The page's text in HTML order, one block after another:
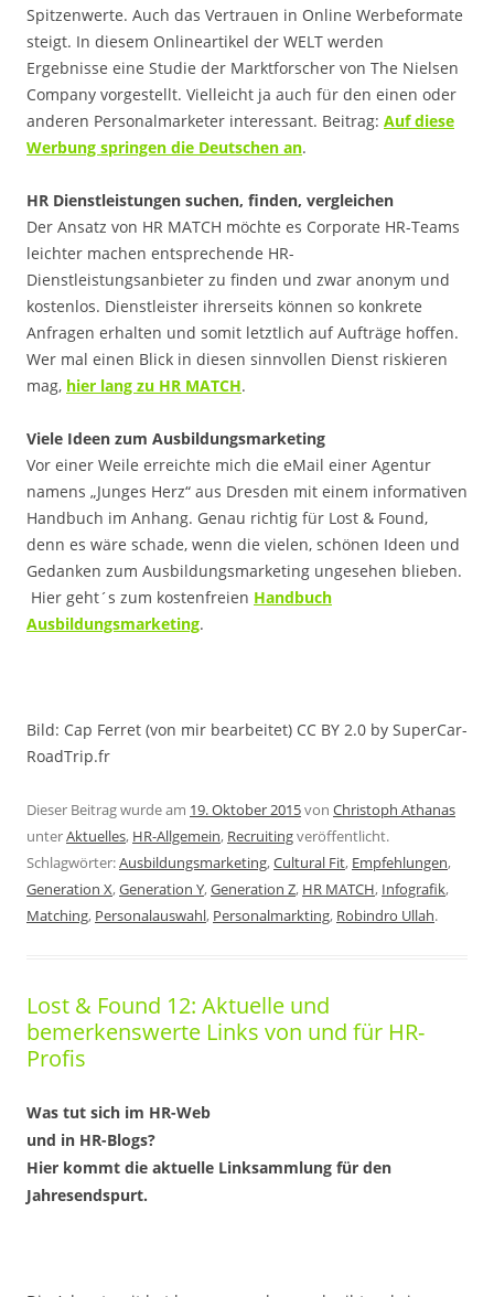
Spitzenwerte. Auch das Vertrauen in Online Werbeformate
steigt. In diesem Onlineartikel der WELT werden
Ergebnisse eine Studie der Marktforscher von The Nielsen
Company vorgestellt. Vielleicht ja auch für den einen oder
anderen Personalmarketer interessant. Beitrag: Auf diese
Werbung springen die Deutschen an.
HR Dienstleistungen suchen, finden, vergleichen
Der Ansatz von HR MATCH möchte es Corporate HR-Teams
leichter machen entsprechende HR-
Dienstleistungsanbieter zu finden und zwar anonym und
kostenlos. Dienstleister ihrerseits können so konkrete
Anfragen erhalten und somit letztlich auf Aufträge hoffen.
Wer mal einen Blick in diesen sinnvollen Dienst riskieren
mag, hier lang zu HR MATCH.
Viele Ideen zum Ausbildungsmarketing
Vor einer Weile erreichte mich die eMail einer Agentur
namens „Junges Herz“ aus Dresden mit einem informativen
Handbuch im Anhang. Genau richtig für Lost & Found,
denn es wäre schade, wenn die vielen, schönen Ideen und
Gedanken zum Ausbildungsmarketing ungesehen blieben.
Hier geht´s zum kostenfreien Handbuch
Ausbildungsmarketing.
Bild: Cap Ferret (von mir bearbeitet) CC BY 2.0 by SuperCar-
RoadTrip.fr
Dieser Beitrag wurde am 19. Oktober 2015von Christoph Athanas
unterAktuelles, HR-Allgemein, Recruitingveröffentlicht.
Schlagwörter:Ausbildungsmarketing,Cultural Fit, Empfehlungen,
Generation X,Generation Y,Generation Z, HR MATCH, Infografik,
Matching, Personalauswahl, Personalmarkting, Robindro Ullah.
Lost & Found 12: Aktuelle und
bemerkenswerte Links von und für HR-
Profis
Was tut sich im HR-Web
und in HR-Blogs?
Hier kommt die aktuelle Linksammlung für den
Jahresendspurt.